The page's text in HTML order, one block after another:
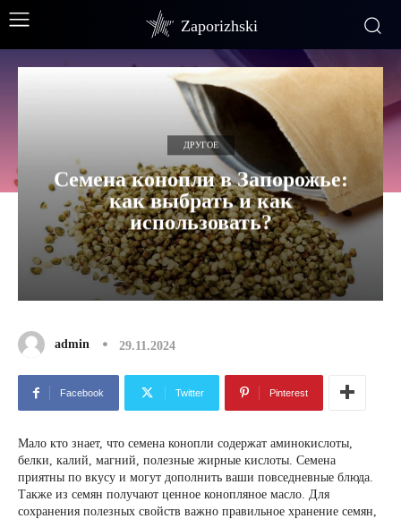
Zaporizhski
ДРУГОЕ
Семена конопли в Запорожье:
как выбрать и как
использовать?
admin 29.11.2024
Facebook Twitter Pinterest
Мало кто знает, что семена конопли содержат аминокислоты,
белки, калий, магний, полезные жирные кислоты. Семена
приятны по вкусу и могут дополнить ваши повседневные блюда.
Также из семян получают ценное конопляное масло. Для
сохранения полезных свойств важно правильное хранение семян,